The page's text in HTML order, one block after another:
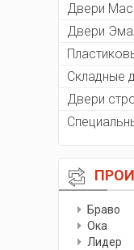
Двери
Двери
Складные
Двери
Браво
Ока
Лидер